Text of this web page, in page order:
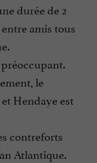
durée de 2
amis tous
le
Hendaye est
contreforts
Atlantique.